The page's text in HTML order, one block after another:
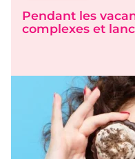
Pendant les
complexes et